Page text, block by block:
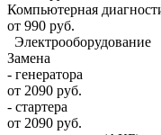
Компьютерная
от 990 руб.
Электрооборудование
Замена
- генератора
от 2090 руб.
- стартера
от 2090 руб.